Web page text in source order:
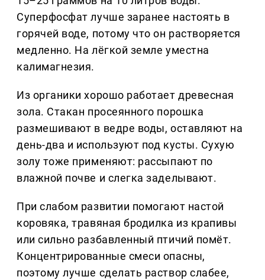
Суперфосфат лучше заранее настоять в
горячей воде, потому что он растворяется
медленно. На лёгкой земле уместна
калимагнезия.
Из органики хорошо работает древесная
зола. Стакан просеянного порошка
размешивают в ведре воды, оставляют на
день-два и используют под кусты. Сухую
золу тоже применяют: рассыпают по
влажной почве и слегка заделывают.
При слабом развитии помогают настой
коровяка, травяная бродилка из крапивы
или сильно разбавленный птичий помёт.
Концентрированные смеси опасны,
поэтому лучше сделать раствор слабее,